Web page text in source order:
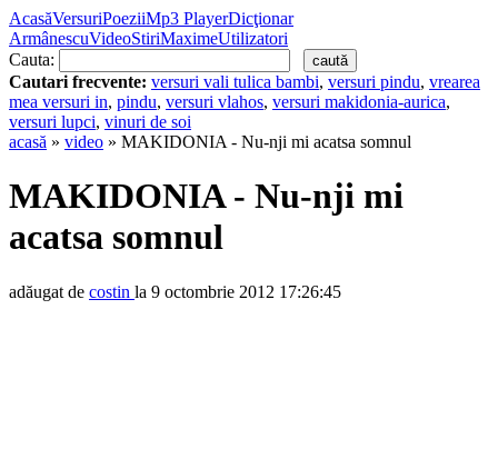
AcasăVersuriPoeziiMp3 PlayerDicţionar
ArmânescuVideoStiriMaximeUtilizatori
Cauta:
Cautari frecvente: versuri vali tulica bambi, versuri pindu, vrearea
mea versuri in, pindu, versuri vlahos, versuri makidonia-aurica,
versuri lupci, vinuri de soi
acasă » video » MAKIDONIA - Nu-nji mi acatsa somnul
MAKIDONIA - Nu-nji mi
acatsa somnul
adăugat de costin la 9 octombrie 2012 17:26:45